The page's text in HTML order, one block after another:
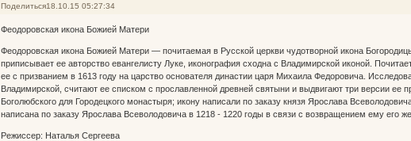
Поделиться18.10.15 05:27:34
Феодоровская икона Божией Матери
Феодоровская икона Божией Матери — почитаемая в Русской церкви чудотворной икона
приписывает ее авторство евангелисту Луке, иконография сходна с Владимирской иконой.
ее с призванием в 1613 году на царство основателя династии царя Михаила Федоровича.
Владимирской, считают ее списком с прославленной древней святыни и выдвигают три версии ее
Боголюбского для Городецкого монастыря; икону написали по заказу князя Ярослава
написана по заказу Ярослава Всеволодовича в 1218 - 1220 годы в связи с возвращением ему его
Режиссер: Наталья Сергеева